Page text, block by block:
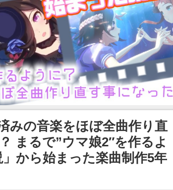
みの音楽をほぼ全曲作り直
まるで”ウマ娘2″を作るよ
から始まった楽曲制作5年